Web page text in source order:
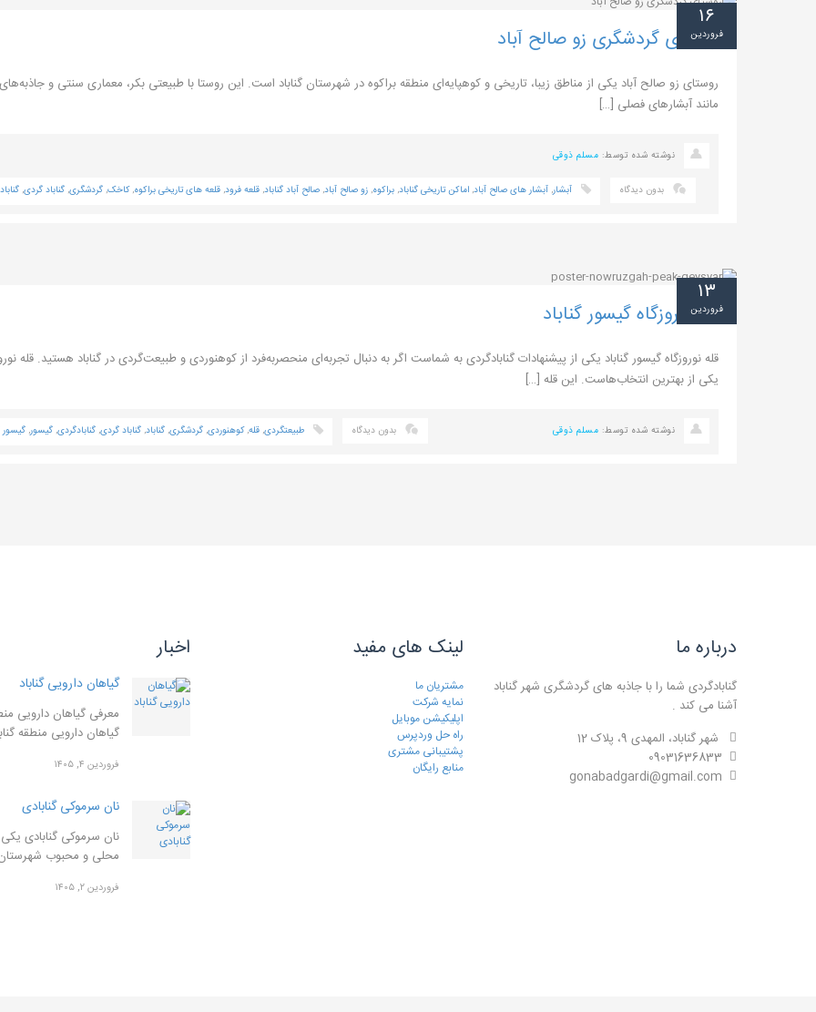
روستای گردشگری زو صالح‌ آباد
روستای زو صالح‌ آباد یکی از مناطق زیبا، تاریخی و کوهپایه‌ای منطقه براکوه در شهرستان گناباد است. این روستا با طبیعتی بکر، معماری سنتی و
مانند آبشارهای فصلی […]
۱۶
فروردین
نوشته شده توسط: مسلم ذوقی
بدون دیدگاه آبشار, آبشار های صالح آباد, اماکن تاریخی گناباد, براکوه, زو صالح آباد, صالح آباد گناباد, قلعه فرود, قلعه های تاریخی براکوه,کاخک, گردشگری, گناباد گردی,
قله نوروزگاه گیسور گناباد
قله نوروزگاه گیسور گناباد یکی از پیشنهادات گنابادگردی به شماست اگر به دنبال تجربه‌ای منحصربه‌فرد از کوهنوردی و طبیعت‌گردی در گناباد هستید. قله
یکی از بهترین انتخاب‌هاست. این قله […]
۱۳
فروردین
نوشته شده توسط: مسلم ذوقی بدون دیدگاه طبیعتگردی, قله,کوهنوردی, گردشگری, گناباد, گناباد گردی, گنابادگردی, گیسور, گیسور
درباره ما
گنابادگردی شما را با جاذبه های گردشگری شهر گناباد
آشنا می کند .
شهر گناباد، المهدی 9، پلاک 12
لینک های مفید
مشتریان ما
نمایه شرکت
اپلیکیشن موبایل
راه حل وردپرس
پشتیبانی مشتری
منابع رایگان
اخبار
گیاهان دارویی گناباد
معرفی گیاهان دارویی
گیاهان دارویی منطقه
فروردین ۴, ۱۴۰۵
نان سرموکی گنابادی
نان سرموکی گنابادی
محلی و محبوب
فروردین ۲, ۱۴۰۵